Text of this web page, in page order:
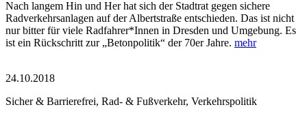
Nach langem Hin und Her hat sich der Stadtrat gegen sichere
Radverkehrsanlagen auf der Albertstraße entschieden. Das ist nicht
nur bitter für viele Radfahrer*Innen in Dresden und Umgebung. Es
ist ein Rückschritt zur „Betonpolitik“ der 70er Jahre. mehr
24.10.2018
Sicher & Barrierefrei, Rad- & Fußverkehr, Verkehrspolitik